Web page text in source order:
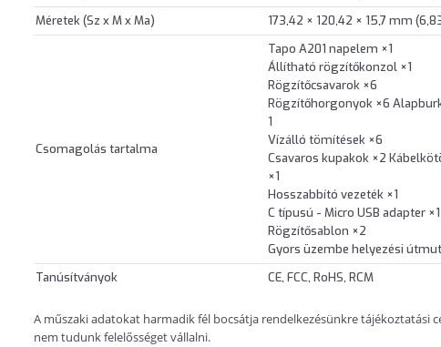
Méretek (Sz x M x Ma)
173,42 × 120,42 × 15,7 mm
Csomagolás tartalma
Tapo A201 napelem ×1
Állítható rögzítőkonzol ×1
Rögzítőcsavarok ×6
Rögzítőhorgonyok ×6
1
Vízálló tömítések ×6
Csavaros kupakok ×2
×1
Hosszabbító vezeték ×1
C típusú - Micro USB adapter ×1
Rögzítősablon ×2
Gyors üzembe helyezési
Tanúsítványok
CE, FCC, RoHS, RCM
A műszaki adatokat harmadik fél bocsátja rendelkezésünkre tájékoztatási
nem tudunk felelősséget vállalni.